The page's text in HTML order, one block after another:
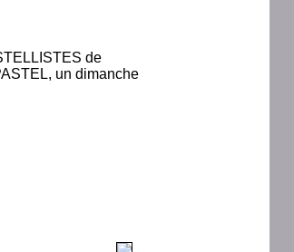
de
un dimanche